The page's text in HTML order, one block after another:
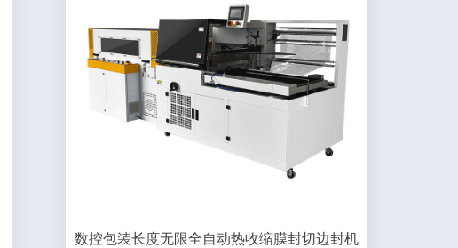
数控包装长度无限全自动热收缩膜封切边封机